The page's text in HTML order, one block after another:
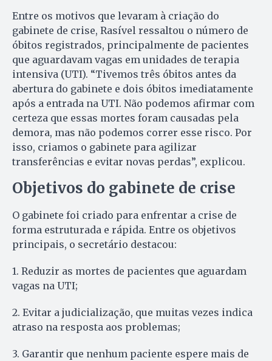
Entre os motivos que levaram à criação do
gabinete de crise, Rasível ressaltou o número de
óbitos registrados, principalmente de pacientes
que aguardavam vagas em unidades de terapia
intensiva (UTI). “Tivemos três óbitos antes da
abertura do gabinete e dois óbitos imediatamente
após a entrada na UTI. Não podemos afirmar com
certeza que essas mortes foram causadas pela
demora, mas não podemos correr esse risco. Por
isso, criamos o gabinete para agilizar
transferências e evitar novas perdas”, explicou.
Objetivos do gabinete de crise
O gabinete foi criado para enfrentar a crise de
forma estruturada e rápida. Entre os objetivos
principais, o secretário destacou:
1. Reduzir as mortes de pacientes que aguardam
vagas na UTI;
2. Evitar a judicialização, que muitas vezes indica
atraso na resposta aos problemas;
3. Garantir que nenhum paciente espere mais de